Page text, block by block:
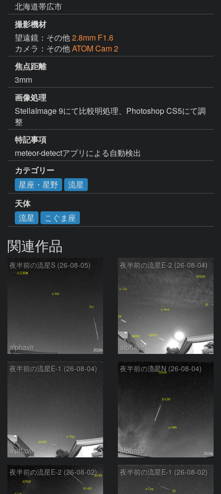
北海道帯広市
撮影機材
望遠鏡：その他2.8mm F1.6
カメラ：その他ATOM Cam 2
焦点距離
3mm
画像処理
StellaImage 9にて比較明処理、Photoshop CS5にて調
整
特記事項
meteor-detectアプリによる自動検出
カテゴリー
星座・星野
流星
天体
流星
こぐま座
関連作品
夜半前の流星S (26-08-05)
alphavir
夜半前の流星E-2 (26-08-04)
alphavir
夜半前の流星E-1 (26-08-04)
alphavir
夜半前の流星N (26-08-04)
alphavir
夜半前の流星E-2 (26-08-02) 夜半前の流星E-1 (26-08-02)